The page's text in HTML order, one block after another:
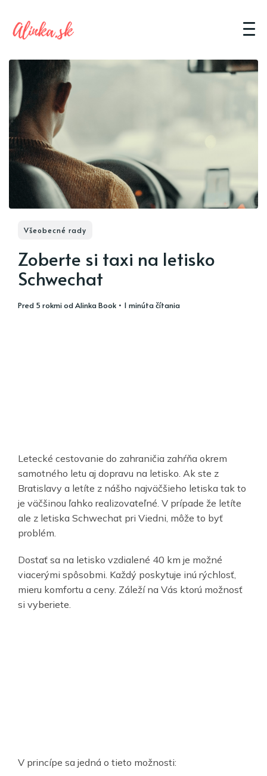
Všeobecné rady
Zoberte si taxi na letisko
Schwechat
pred 5 rokmiodAlinka Book • 1 minúta čítania
Letecké cestovanie do zahraničia zahŕňa okrem
samotného letu aj dopravu na letisko. Ak ste z
Bratislavy a letíte z nášho najväčšieho letiska tak to
je väčšinou ľahko realizovateľné. V prípade že letíte
ale z letiska Schwechat pri Viedni, môže to byť
problém.
Dostať sa na letisko vzdialené 40 km je možné
viacerými spôsobmi. Každý poskytuje inú rýchlosť,
mieru komfortu a ceny. Záleží na Vás ktorú možnosť
si vyberiete.
V princípe sa jedná o tieto možnosti: